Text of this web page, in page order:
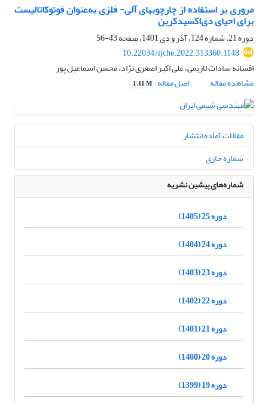
مروری بر استفاده از چارچوب‏های آلی- فلزی به‌عنوان فوتوکاتالیست
برای احیای دی‌اکسیدکربن
دوره 21، شماره 124، آذر و دی 1401، صفحه
43-56
10.22034/ijche.2022.313360.1148
افسانه سادات لاریمی، علی اکبر اصغری نژاد، محسن اسماعیل پور
مشاهده مقاله
اصل مقاله 1.11 M
مقالات آماده انتشار
شماره جاری
شماره‌های پیشین نشریه
دوره 25 (1405)
دوره 24 (1404)
دوره 23 (1403)
دوره 22 (1402)
دوره 21 (1401)
دوره 20 (1400)
دوره 19 (1399)